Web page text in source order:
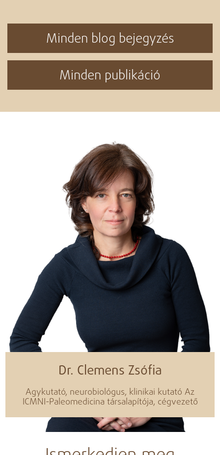
Minden blog bejegyzés
Minden publikáció
Dr. Clemens Zsófia
Agykutató, neurobiológus, klinikai kutató Az
ICMNI-Paleomedicina társalapítója, cégvezető